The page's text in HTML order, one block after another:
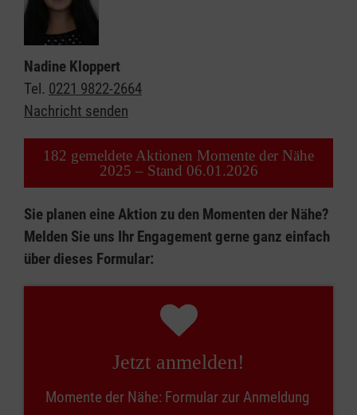
Nadine Kloppert
Tel. 0221 9822-2664
Nachricht senden
182 gemeldete Aktionen Momente der Nähe
2025 – Stand 06.01.2026
Sie planen eine Aktion zu den Momenten der Nähe?
Melden Sie uns Ihr Engagement gerne ganz einfach
über dieses Formular:
Jetzt anmelden!
Momente der Nähe: Formular zur Anmeldung